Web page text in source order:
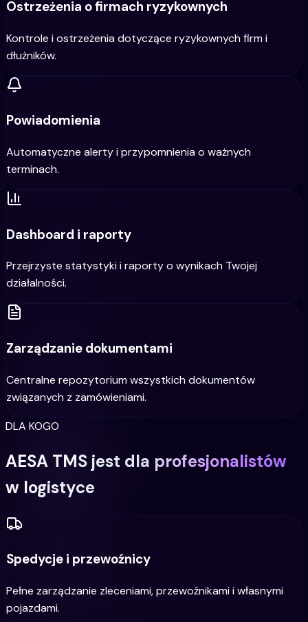
Ostrzeżenia o firmach ryzykownych
Kontrole i ostrzeżenia dotyczące ryzykownych firm i
dłużników.
Powiadomienia
Automatyczne alerty i przypomnienia o ważnych
terminach.
Dashboard i raporty
Przejrzyste statystyki i raporty o wynikach Twojej
działalności.
Zarządzanie dokumentami
Centralne repozytorium wszystkich dokumentów
związanych z zamówieniami.
DLA KOGO
AESA TMS jest dla profesjonalistów
w logistyce
Spedycje i przewoźnicy
Pełne zarządzanie zleceniami, przewoźnikami i własnymi
pojazdami.